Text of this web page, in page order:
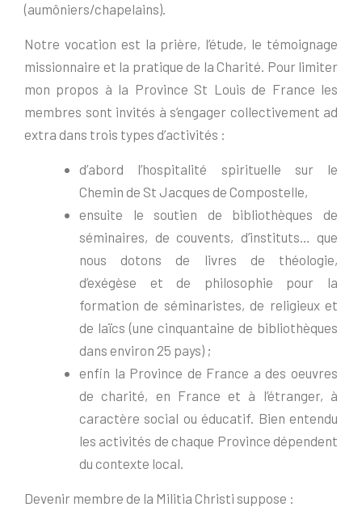
(aumôniers/chapelains).
Notre vocation est la prière, l’étude, le témoignage
missionnaire et la pratique de la Charité. Pour limiter
mon propos à la Province St Louis de France les
membres sont invités à s’engager collectivement ad
extra dans trois types d’activités :
d’abord l’hospitalité spirituelle sur le
Chemin de St Jacques de Compostelle,
ensuite le soutien de bibliothèques de
séminaires, de couvents, d’instituts… que
nous dotons de livres de théologie,
d’exégèse et de philosophie pour la
formation de séminaristes, de religieux et
de laïcs (une cinquantaine de bibliothèques
dans environ 25 pays) ;
enfin la Province de France a des oeuvres
de charité, en France et à l’étranger, à
caractère social ou éducatif. Bien entendu
les activités de chaque Province dépendent
du contexte local.
Devenir membre de la Militia Christi suppose :